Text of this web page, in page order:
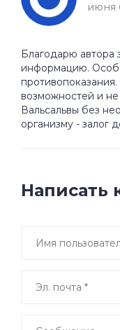
июня
Благодарю автора
информацию.
возможностей и
Вальсальвы без
организму - залог
Написать